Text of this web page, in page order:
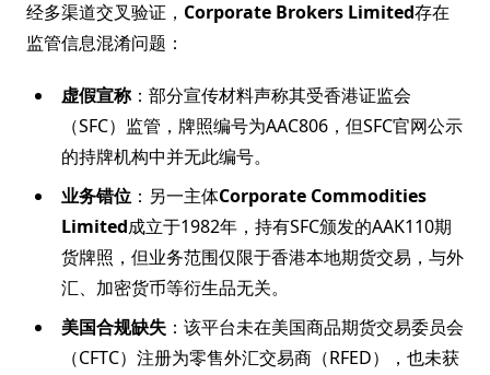
经多渠道交叉验证， Corporate Brokers Limited存在
监管信息混淆问题：
虚假宣称：部分宣传材料声称其受香港证监会
（SFC）监管，牌照编号为AAC806，但SFC官网公示
的持牌机构中并无此编号。
业务错位 ：另一主体Corporate Commodities
Limited成立于1982年，持有SFC颁发的AAK110期
货牌照，但业务范围仅限于香港本地期货交易，与外
汇、加密货币等衍生品无关。
美国合规缺失 ：该平台未在美国商品期货交易委员会
（CFTC）注册为零售外汇交易商（RFED），也未获